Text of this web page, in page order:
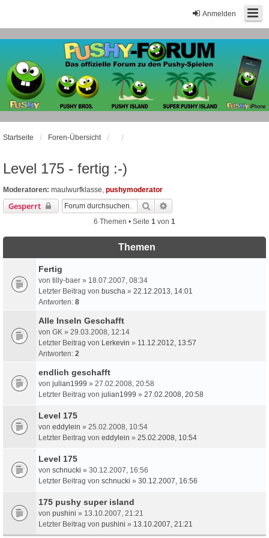
Anmelden
Startseite Foren-Übersicht
Level 175 - fertig :-)
Moderatoren: maulwurfklasse, pushymoderator
Gesperrt Suche
6 Themen • Seite 1 von 1
Themen
Fertig
von tilly-baer » 18.07.2007, 08:34
Letzter Beitrag von buscha » 22.12.2013, 14:01
Antworten: 8
Alle Inseln Geschafft
von GK » 29.03.2008, 12:14
Letzter Beitrag von Lerkevin » 11.12.2012, 13:57
Antworten: 2
endlich geschafft
von julian1999 » 27.02.2008, 20:58
Letzter Beitrag von julian1999 » 27.02.2008, 20:58
Level 175
von eddylein » 25.02.2008, 10:54
Letzter Beitrag von eddylein » 25.02.2008, 10:54
Level 175
von schnucki » 30.12.2007, 16:56
Letzter Beitrag von schnucki » 30.12.2007, 16:56
175 pushy super island
von pushini » 13.10.2007, 21:21
Letzter Beitrag von pushini » 13.10.2007, 21:21